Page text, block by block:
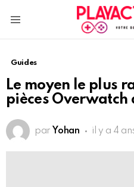
Guides
Le moyen le plus
pièces Overwatch
par Yohan il y a 4